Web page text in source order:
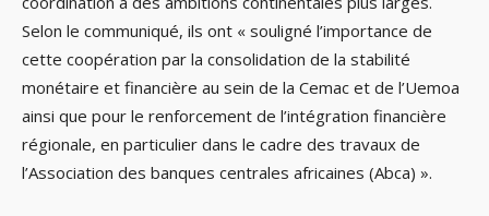
Selon le communiqué, ils ont « souligné l’importance de
cette coopération par la consolidation de la stabilité
monétaire et financière au sein de la Cemac et de l’Uemoa
ainsi que pour le renforcement de l’intégration financière
régionale, en particulier dans le cadre des travaux de
l’Association des banques centrales africaines (Abca) ».